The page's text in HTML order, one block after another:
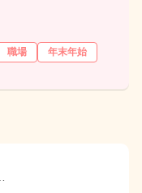
職場
年末年始